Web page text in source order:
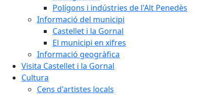
Polígons i indústries de l'Alt Penedès
Informació del municipi
Castellet i la Gornal
El municipi en xifres
Informació geogràfica
Visita Castellet i la Gornal
Cultura
Cens d'artistes locals